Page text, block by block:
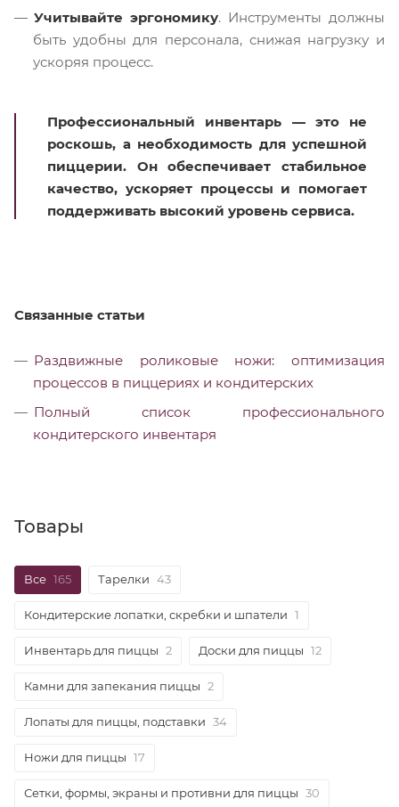
Учитывайте эргономику. Инструменты должны
быть удобны для персонала, снижая нагрузку и
ускоряя процесс.
Профессиональный инвентарь — это не
роскошь, а необходимость для успешной
пиццерии. Он обеспечивает стабильное
качество, ускоряет процессы и помогает
поддерживать высокий уровень сервиса.
Связанные статьи
Раздвижные роликовые ножи: оптимизация
процессов в пиццериях и кондитерских
Полный список профессионального
кондитерского инвентаря
Товары
Все 165 Тарелки 43
Кондитерские лопатки, скребки и шпатели 1
Инвентарь для пиццы 2 Доски для пиццы 12
Камни для запекания пиццы 2
Лопаты для пиццы, подставки 34
Ножи для пиццы 17
Сетки, формы, экраны и противни для пиццы 30